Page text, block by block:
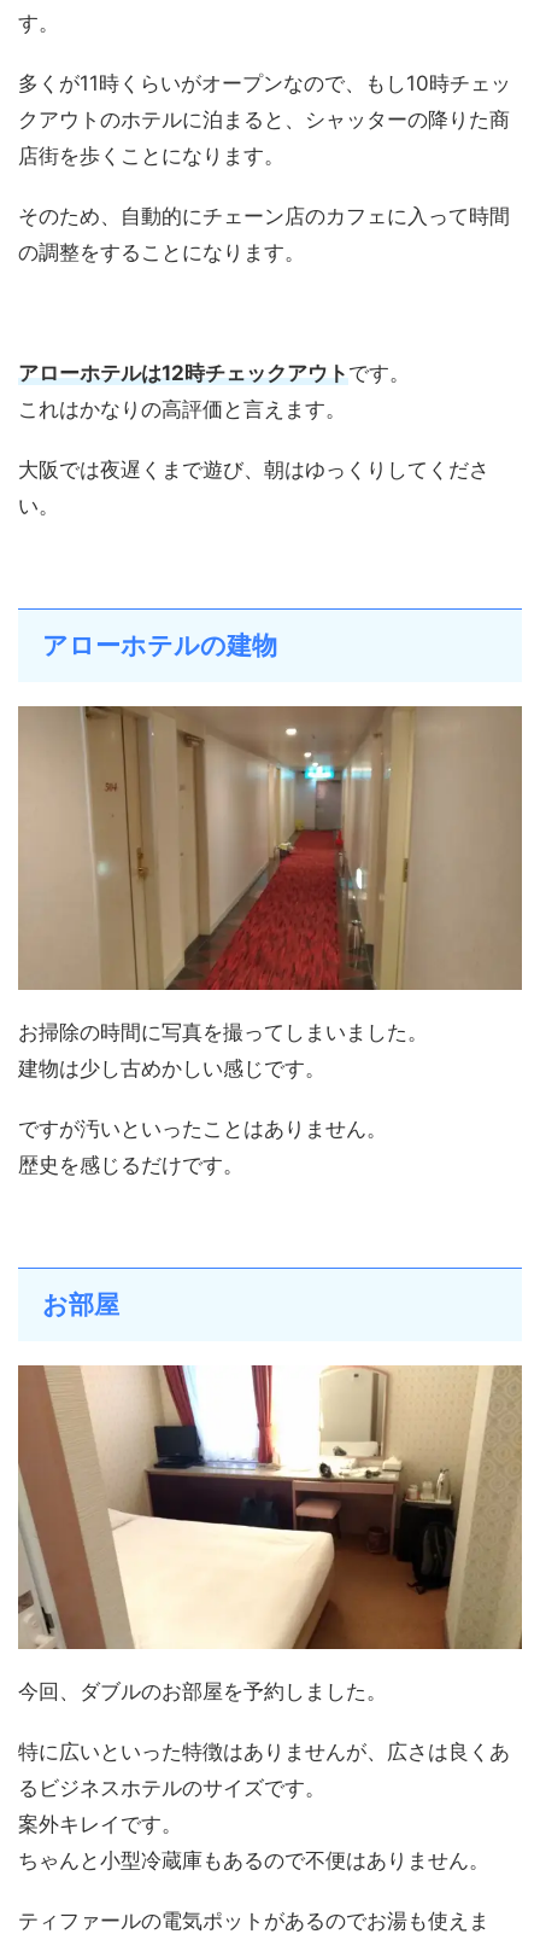
す。
多くが11時くらいがオープンなので、もし10時チェッ
クアウトのホテルに泊まると、シャッターの降りた商
店街を歩くことになります。
そのため、自動的にチェーン店のカフェに入って時間
の調整をすることになります。
アローホテルは12時チェックアウトです。
これはかなりの高評価と言えます。
大阪では夜遅くまで遊び、朝はゆっくりしてくださ
い。
アローホテルの建物
お掃除の時間に写真を撮ってしまいました。
建物は少し古めかしい感じです。
ですが汚いといったことはありません。
歴史を感じるだけです。
お部屋
今回、ダブルのお部屋を予約しました。
特に広いといった特徴はありませんが、広さは良くあ
るビジネスホテルのサイズです。
案外キレイです。
ちゃんと小型冷蔵庫もあるので不便はありません。
ティファールの電気ポットがあるのでお湯も使えま